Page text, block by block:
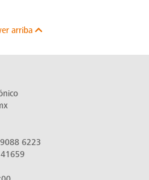
arriba
6223